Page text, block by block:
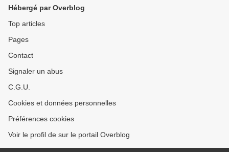
Hébergé par Overblog
Top articles
Pages
Contact
Signaler un abus
C.G.U.
Cookies et données personnelles
Préférences cookies
Voir le profil de sur le portail Overblog